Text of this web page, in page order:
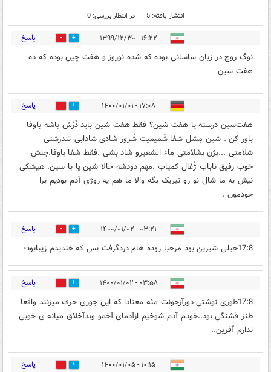
انتشار یافته: 5 در انتظار بررسی: 0
۱۶:۲۲ - ۱۳۹۹/۱۲/۳۰ 0 پاسخ
نوگ روچ در زبان ساسانی بوده که شده نوروز و هفت چین بوده که ‌ده
هفت سین
۱۷:۰۸ - ۱۴۰۰/۰۱/۰۱ 2 پاسخ
هفت‌سین درسته یا هفت شین؟ فقط هفت شین باید دُرُش باشه باوفا
باور کن . شین مِشلِ شفا شَمیمیت شُرور شادی شادابی تندرشتی
شلامتی ...بژن بشلامتی ماء الشعیرو شاد بشی .فقط شفا باوفا.جنش
خوب رفیق ناباب ژُغال کمیاب .مهم دودشه حالا شین یا با سین. هیشکی
نیش به ما شال نو رو تبریک بگه والا ما هم یه روژی آدم بودیم برا
خودمون .
۰۳:۲۱ - ۱۴۰۰/۰۱/۰۲ 0 پاسخ
17:8خیلی شیرین بود مرحبا روده هام دردگرفت بس که خندیدم زیبابود-
۰۳:۵۸ - ۱۴۰۰/۰۱/۰۲ 1 پاسخ
17:8طوری نوشتی دورآزجونت مثه معتادا که این جوری حرف میزنند واقعا
طنز قشنگی بود..خودم آدم شوخیم ازآدمای آخمو وبدآخلاق میانه ی خوبی
ندارم آفرین..
۱۰:۱۵ - ۱۴۰۰/۰۱/۰۵ 1 پاسخ